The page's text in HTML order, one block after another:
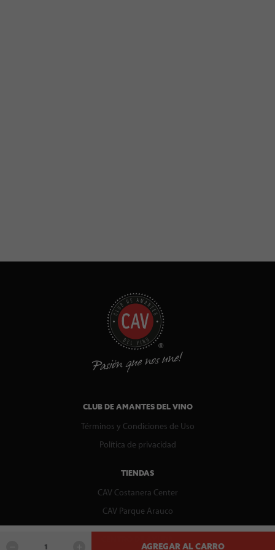
AGREGAR AL CARRO
CLUB DE AMANTES DEL VINO
Términos y Condiciones de Uso
Política de privacidad
TIENDAS
CAV Costanera Center
CAV Parque Arauco